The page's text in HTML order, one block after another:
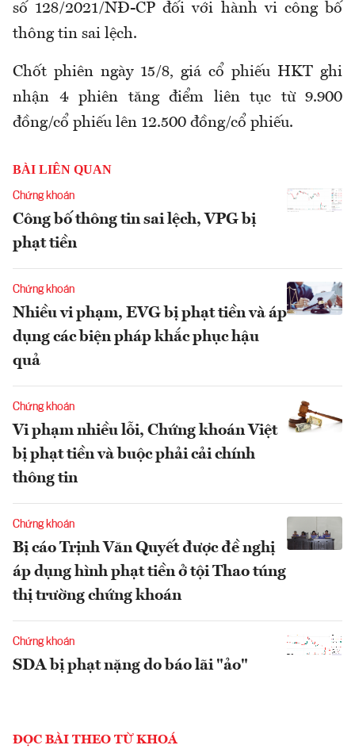
số 128/2021/NĐ-CP đối với hành vi công bố
thông tin sai lệch.
Chốt phiên ngày 15/8, giá cổ phiếu HKT ghi
nhận 4 phiên tăng điểm liên tục từ 9.900
đồng/cổ phiếu lên 12.500 đồng/cổ phiếu.
BÀI LIÊN QUAN
Chứng khoán
Công bố thông tin sai lệch, VPG bị
phạt tiền
Chứng khoán
Nhiều vi phạm, EVG bị phạt tiền và áp
dụng các biện pháp khắc phục hậu
quả
Chứng khoán
Vi phạm nhiều lỗi, Chứng khoán Việt
bị phạt tiền và buộc phải cải chính
thông tin
Chứng khoán
Bị cáo Trịnh Văn Quyết được đề nghị
áp dụng hình phạt tiền ở tội Thao túng
thị trường chứng khoán
Chứng khoán
SDA bị phạt nặng do báo lãi "ảo"
ĐỌC BÀI THEO TỪ KHOÁ